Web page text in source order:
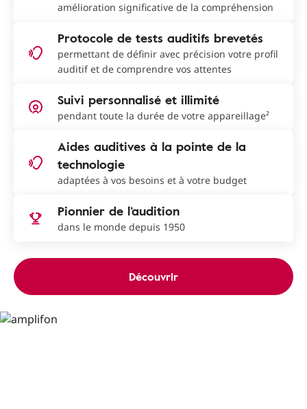
amélioration significative de la compréhension
Protocole de tests auditifs brevetés
permettant de définir avec précision votre profil
auditif et de comprendre vos attentes
Suivi personnalisé et illimité
pendant toute la durée de votre appareillage²
Aides auditives à la pointe de la
technologie
adaptées à vos besoins et à votre budget
Pionnier de l’audition
dans le monde depuis 1950
Découvrir